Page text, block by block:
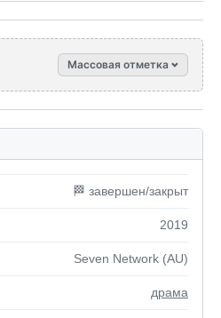
Массовая отметка
🏁 завершен/закрыт
2019
Seven Network (AU)
драма